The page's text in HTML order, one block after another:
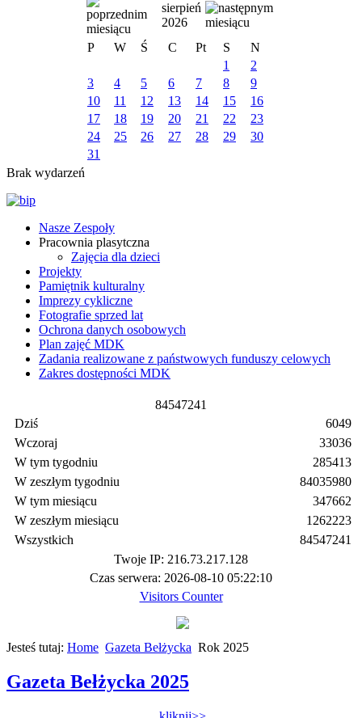
sierpień
2026
P
W Ś C Pt S
N
1
2
3
4 5 6 7 8
9
10
11 12 13 14 15
16
17
18 19 20 21 22
23
24
25 26 27 28 29
30
31
Brak wydarzeń
Nasze Zespoły
Pracownia plasytczna
Zajęcia dla dzieci
Projekty
Pamiętnik kulturalny
Imprezy cykliczne
Fotografie sprzed lat
Ochrona danych osobowych
Plan zajęć MDK
Zadania realizowane z państwowych funduszy celowych
Zakres dostępności MDK
84547241
Dziś
Wczoraj
W tym tygodniu
W zeszłym tygodniu
W tym miesiącu
W zeszłym miesiącu
Wszystkich
6049
33036
285413
84035980
347662
1262223
84547241
Twoje IP: 216.73.217.128
Czas serwera: 2026-08-10 05:22:10
Visitors Counter
Jesteś tutaj: Home Gazeta Bełżycka Rok 2025
Gazeta Bełżycka 2025